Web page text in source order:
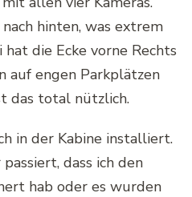
hinten, was extrem
die Ecke vorne Rechts
auf engen Parkplätzen
das total nützlich.
in der Kabine installiert.
dass ich den
hab oder es wurden